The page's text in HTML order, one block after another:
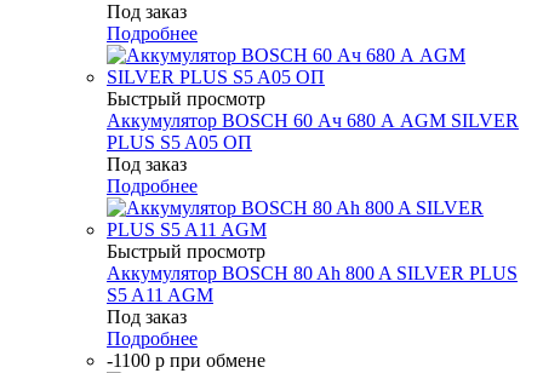
Под заказ
Подробнее
Быстрый просмотр
Аккумулятор BOSCH 60 Ач 680 А AGM SILVER
PLUS S5 A05 ОП
Под заказ
Подробнее
Быстрый просмотр
Аккумулятор BOSCH 80 Ah 800 A SILVER PLUS
S5 A11 AGM
Под заказ
Подробнее
-1100 р при обмене